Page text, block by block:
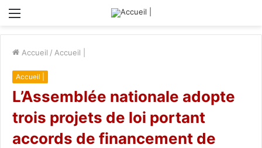
Menu
Accueil / Accueil |
Accueil |
L’Assemblée nationale adopte
trois projets de loi portant
accords de financement de